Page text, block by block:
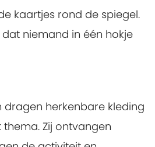
kaartjes rond de spiegel.
niemand in één hokje
dragen herkenbare kleding
Zij ontvangen